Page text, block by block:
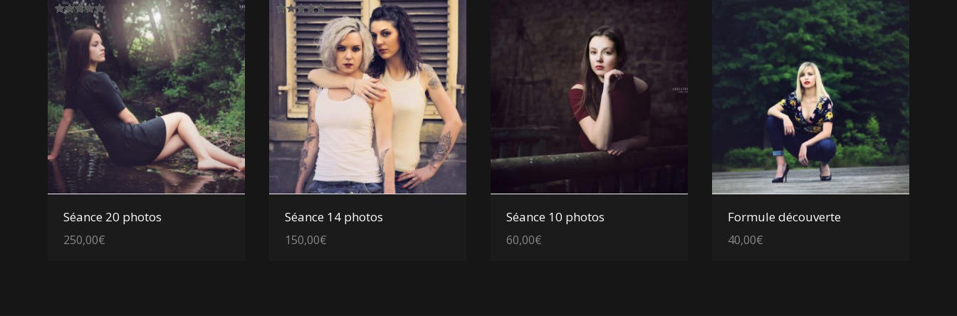
Note
sur 5
Voir les détails
Séance 20 photos
250,00€
Note
5.00
sur 5
Voir les détails
Séance 14 photos
150,00€
Voir les détails
Séance 10 photos
60,00€
Voir les détails
Formule découverte
40,00€